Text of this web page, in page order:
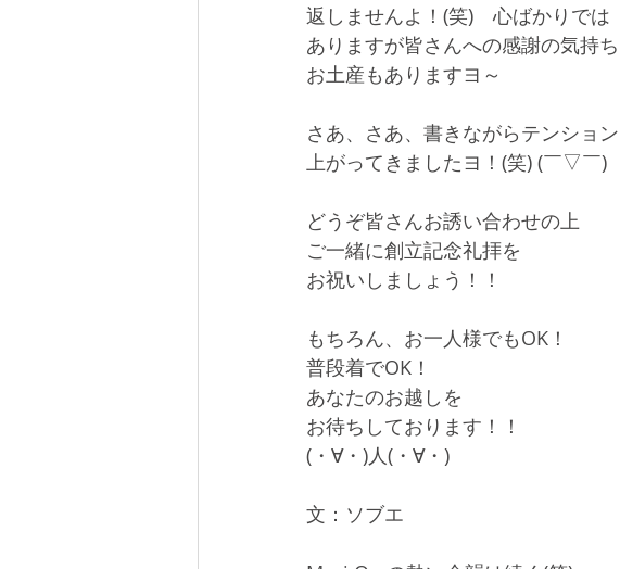
返しませんよ！(笑)　心ばかりでは
ありますが皆さんへの感謝の気持ち
お土産もありますヨ～
さあ、さあ、書きながらテンション
上がってきましたヨ！(笑) (￣▽￣)
どうぞ皆さんお誘い合わせの上
ご一緒に創立記念礼拝を
お祝いしましょう！！
もちろん、お一人様でもOK！
普段着でOK！
あなたのお越しを
お待ちしております！！
(・∀・)人(・∀・)
文：ソブエ